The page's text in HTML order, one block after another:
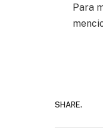
Para
SHARE.